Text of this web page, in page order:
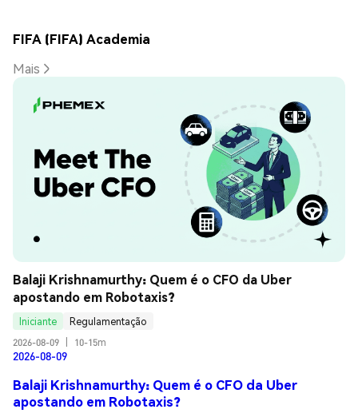
FIFA (FIFA) Academia
Mais
Balaji Krishnamurthy: Quem é o CFO da Uber
apostando em Robotaxis?
Iniciante
Regulamentação
2026-08-09
10-15m
2026-08-09
Balaji Krishnamurthy: Quem é o CFO da Uber
apostando em Robotaxis?